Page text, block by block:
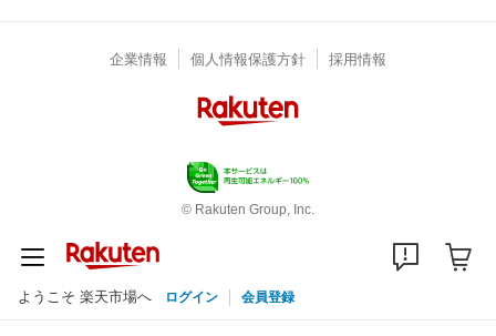
企業情報 個人情報保護方針 採用情報
© Rakuten Group, Inc.
ようこそ 楽天市場へ ログイン 会員登録